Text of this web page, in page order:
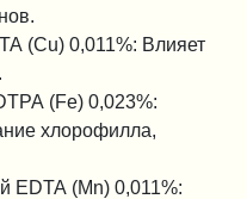
(Cu) 0,011%: Влияет
(Fe) 0,023%:
хлорофилла,
EDTA (Mn) 0,011%: